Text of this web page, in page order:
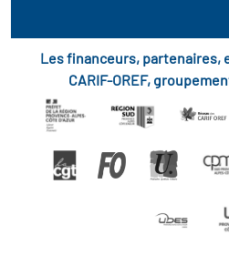
Les financeurs, partenaires,
CARIF-OREF,